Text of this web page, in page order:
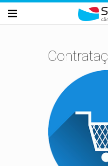
Passar para o conteúdo principal
